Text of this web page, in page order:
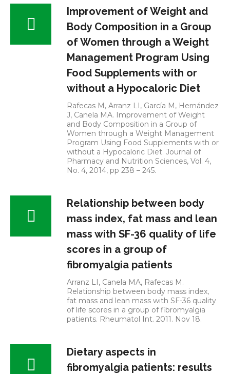
Improvement of Weight and
Body Composition in a Group
of Women through a Weight
Management Program Using
Food Supplements with or
without a Hypocaloric Diet
Rafecas M, Arranz LI, García M, Hernández
J, Canela MA. Improvement of Weight
and Body Composition in a Group of
Women through a Weight Management
Program Using Food Supplements with or
without a Hypocaloric Diet. Journal of
Pharmacy and Nutrition Sciences, Vol. 4,
No. 4, 2014, pp 238 – 245.
Relationship between body
mass index, fat mass and lean
mass with SF-36 quality of life
scores in a group of
fibromyalgia patients
Arranz LI, Canela MA, Rafecas M.
Relationship between body mass index,
fat mass and lean mass with SF-36 quality
of life scores in a group of fibromyalgia
patients. Rheumatol Int. 2011. Nov 18.
Dietary aspects in
fibromyalgia patients: results